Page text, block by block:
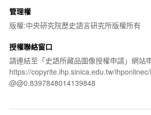
管理權
版權:中央研究院歷史語言研究所版權所有
授權聯絡窗口
請連結至「史語所藏品圖像授權申請」網站
https://copyrite.ihp.sinica.edu.tw/
@@0.8397848014139848